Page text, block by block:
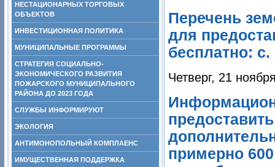
НЕСТАЦИОНАРНЫХ ТОРГОВЫХ
ОБЪЕКТОВ
ИНВЕСТИЦИОННАЯ ПОЛИТИКА
МУНИЦИПАЛЬНЫЕ ПРОГРАММЫ
СТРАТЕГИЯ СОЦИАЛЬНО-
ЭКОНОМИЧЕСКОГО РАЗВИТИЯ
ПОЖАРСКОГО МУНИЦИПАЛЬНОГО
РАЙОНА ДО 2023 ГОДА
СЛУЖБЫ ИНФОРМИРУЮТ
ЭКОЛОГИЯ
АНТИМОНОПОЛЬНЫЙ КОМПЛАЕНС
ИМУЩЕСТВЕННАЯ ПОДДЕРЖКА
Перечень
для
бесплатно:
Четверг, 21
примерно